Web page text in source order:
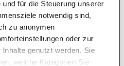
für die Steuerung unserer
notwendig sind,
zu anonymen
oder zur
genutzt werden. Sie
welche Kategorien Sie
Amazon
Rikon
Set ab 3
Kinder-
zum